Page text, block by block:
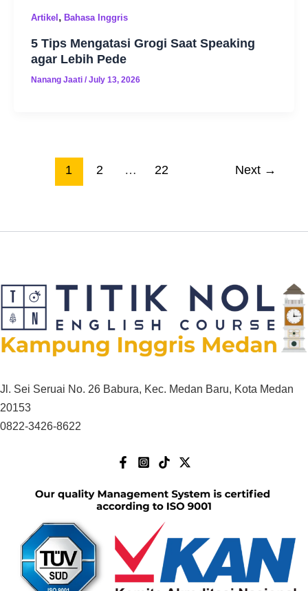
Artikel Bahasa Inggris
5 Tips Mengatasi Grogi Saat Speaking
agar Lebih Pede
Nanang Jaati /July 13, 2026
1 2 … 22 Next →
Jl. Sei Seruai No. 26 Babura, Kec. Medan Baru, Kota Medan
20153
0822-3426-8622